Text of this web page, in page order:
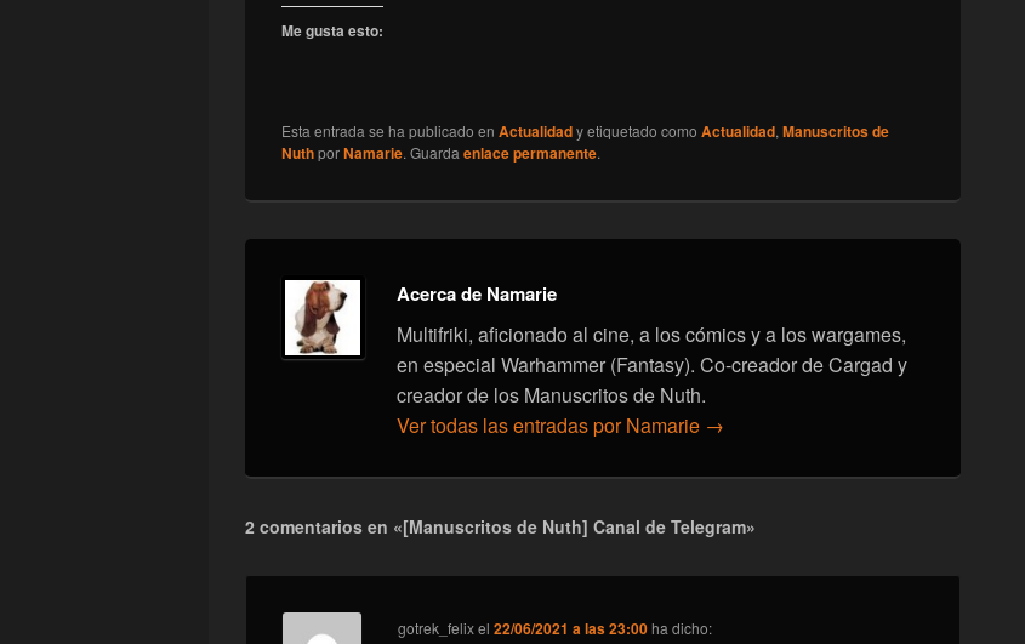
Me gusta esto:
Esta entrada se ha publicado en Actualidady etiquetado como Actualidad, Manuscritos de
NuthporNamarie. Guarda enlace permanente.
Acerca de Namarie
Multifriki, aficionado al cine, a los cómics y a los wargames,
en especial Warhammer (Fantasy). Co-creador de Cargad y
creador de los Manuscritos de Nuth.
Ver todas las entradas por Namarie →
2 comentarios en «[Manuscritos de Nuth] Canal de Telegram»
gotrek_felixel22/06/2021 a las 23:00ha dicho: